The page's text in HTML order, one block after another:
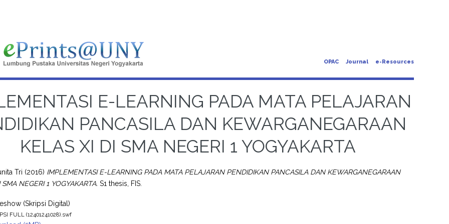
OPAC Journal e-Resources
E-LEARNING PADA MATA PELAJARAN
PANCASILA DAN KEWARGANEGARAAN
KELAS XI DI SMA NEGERI 1 YOGYAKARTA
Tri (2016) IMPLEMENTASI E-LEARNING PADA MATA PELAJARAN PENDIDIKAN PANCASILA DAN KEWARGANEGARAAN
NEGERI 1 YOGYAKARTA. S1 thesis, FIS.
(Skripsi Digital)
FULL (12401241028).swf